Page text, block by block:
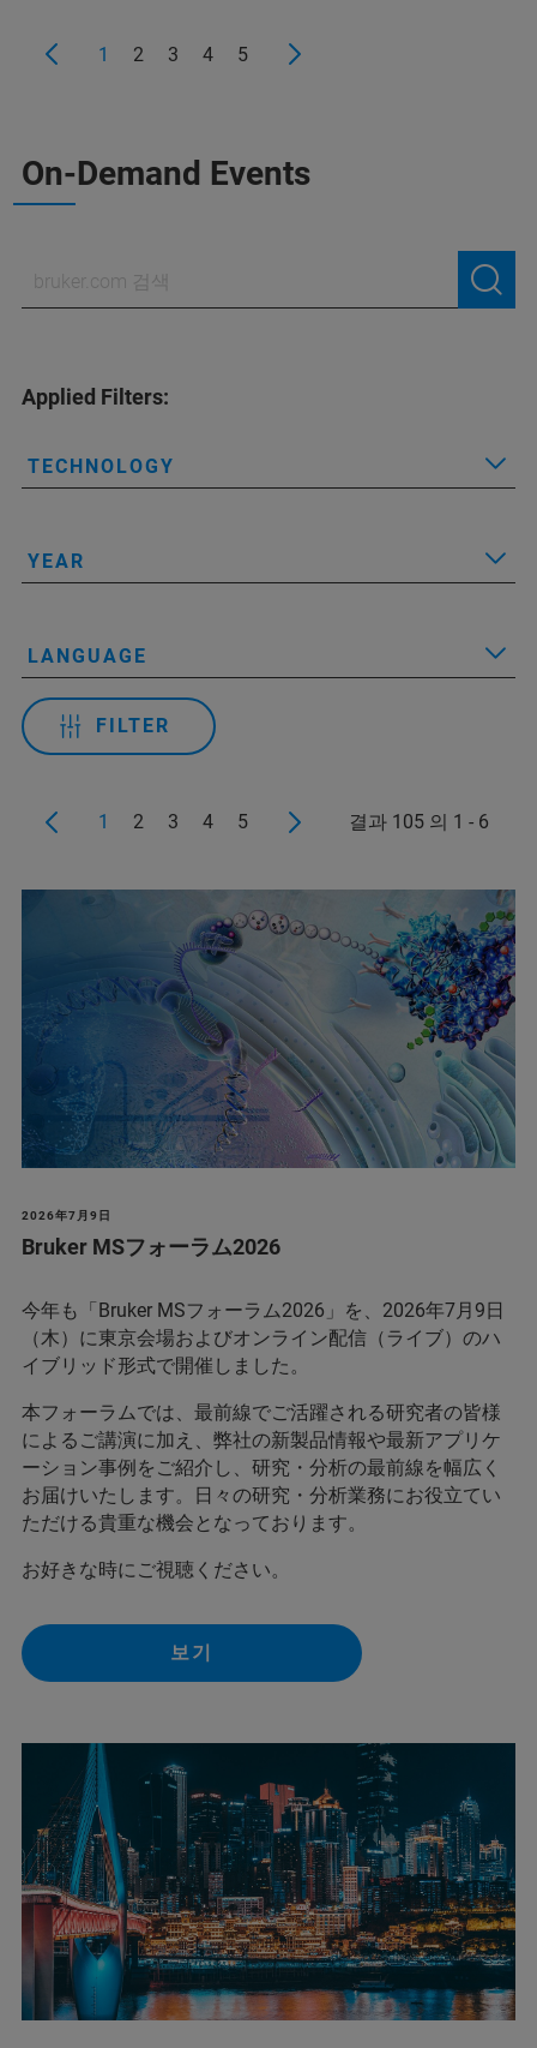
1 2 3 4 5
On-Demand Events
Applied Filters:
TECHNOLOGY
YEAR
LANGUAGE
FILTER
1 2 3 4 5 결과 105 의 1 - 6
2026年7月9日
Bruker MSフォーラム2026
今年も「Bruker MSフォーラム2026」を、2026年7月9日
（木）に東京会場およびオンライン配信（ライブ）のハ
イブリッド形式で開催しました。
本フォーラムでは、最前線でご活躍される研究者の皆様
によるご講演に加え、弊社の新製品情報や最新アプリケ
ーション事例をご紹介し、研究・分析の最前線を幅広く
お届けいたします。日々の研究・分析業務にお役立てい
ただける貴重な機会となっております。
お好きな時にご視聴ください。
보기